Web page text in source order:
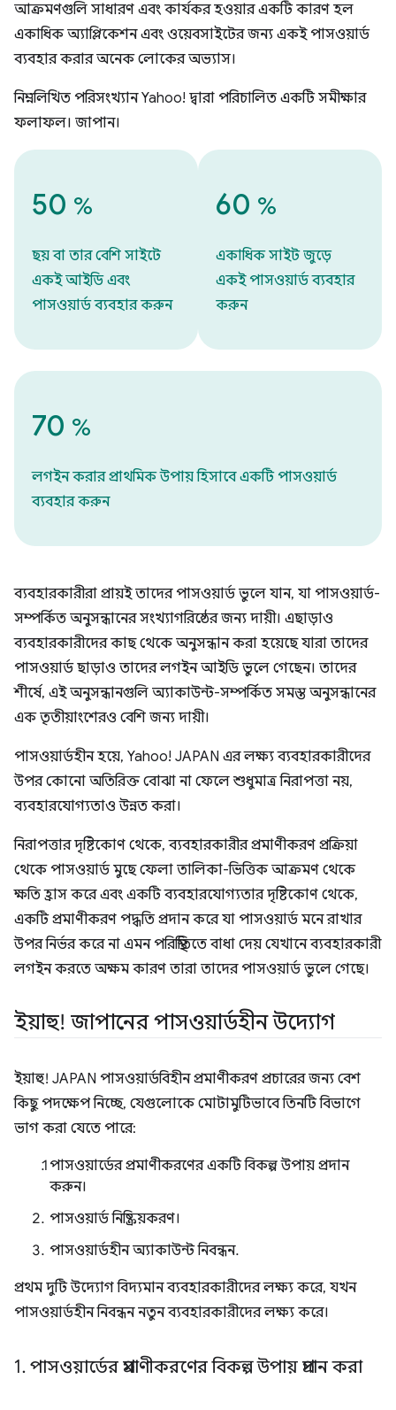
আক্রমণগুলি সাধারণ এবং কার্যকর হওয়ার একটি কারণ হল
একাধিক অ্যাপ্লিকেশন এবং ওয়েবসাইটের জন্য একই পাসওয়ার্ড
ব্যবহার করার অনেক লোকের অভ্যাস।
নিম্নলিখিত পরিসংখ্যান Yahoo! দ্বারা পরিচালিত একটি সমীক্ষার
ফলাফল। জাপান।
50 %
ছয় বা তার বেশি সাইটে
একই আইডি এবং
পাসওয়ার্ড ব্যবহার করুন
60 %
একাধিক সাইট জুড়ে
একই পাসওয়ার্ড ব্যবহার
করুন
70 %
লগইন করার প্রাথমিক উপায় হিসাবে একটি পাসওয়ার্ড
ব্যবহার করুন
ব্যবহারকারীরা প্রায়ই তাদের পাসওয়ার্ড ভুলে যান, যা পাসওয়ার্ড-
সম্পর্কিত অনুসন্ধানের সংখ্যাগরিষ্ঠের জন্য দায়ী। এছাড়াও
ব্যবহারকারীদের কাছ থেকে অনুসন্ধান করা হয়েছে যারা তাদের
পাসওয়ার্ড ছাড়াও তাদের লগইন আইডি ভুলে গেছেন। তাদের
শীর্ষে, এই অনুসন্ধানগুলি অ্যাকাউন্ট-সম্পর্কিত সমস্ত অনুসন্ধানের
এক তৃতীয়াংশেরও বেশি জন্য দায়ী।
পাসওয়ার্ডহীন হয়ে, Yahoo! JAPAN এর লক্ষ্য ব্যবহারকারীদের
উপর কোনো অতিরিক্ত বোঝা না ফেলে শুধুমাত্র নিরাপত্তা নয়,
ব্যবহারযোগ্যতাও উন্নত করা।
নিরাপত্তার দৃষ্টিকোণ থেকে, ব্যবহারকারীর প্রমাণীকরণ প্রক্রিয়া
থেকে পাসওয়ার্ড মুছে ফেলা তালিকা-ভিত্তিক আক্রমণ থেকে
ক্ষতি হ্রাস করে এবং একটি ব্যবহারযোগ্যতার দৃষ্টিকোণ থেকে,
একটি প্রমাণীকরণ পদ্ধতি প্রদান করে যা পাসওয়ার্ড মনে রাখার
উপর নির্ভর করে না এমন পরিস্থিতিতে বাধা দেয় যেখানে ব্যবহারকারী
লগইন করতে অক্ষম কারণ তারা তাদের পাসওয়ার্ড ভুলে গেছে।
ইয়াহু! জাপানের পাসওয়ার্ডহীন উদ্যোগ
ইয়াহু! JAPAN পাসওয়ার্ডবিহীন প্রমাণীকরণ প্রচারের জন্য বেশ
কিছু পদক্ষেপ নিচ্ছে, যেগুলোকে মোটামুটিভাবে তিনটি বিভাগে
ভাগ করা যেতে পারে:
পাসওয়ার্ডের প্রমাণীকরণের একটি বিকল্প উপায় প্রদান
করুন।
পাসওয়ার্ড নিষ্ক্রিয়করণ।
পাসওয়ার্ডহীন অ্যাকাউন্ট নিবন্ধন.
প্রথম দুটি উদ্যোগ বিদ্যমান ব্যবহারকারীদের লক্ষ্য করে, যখন
পাসওয়ার্ডহীন নিবন্ধন নতুন ব্যবহারকারীদের লক্ষ্য করে।
1. পাসওয়ার্ডের প্রমাণীকরণের বিকল্প উপায় প্রদান করা